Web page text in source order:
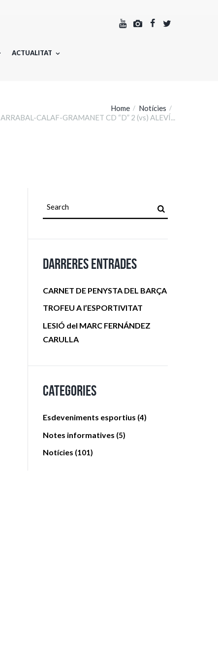
ACTUALITAT
Home
Notícies
ARRABAL-CALAF-GRAMANET CD “D” 2 (vs) ALEVÍ...
Darreres entrades
CARNET DE PENYSTA DEL BARÇA
TROFEU A l’ESPORTIVITAT
LESIÓ del MARC FERNÁNDEZ
CARULLA
Categories
Esdeveniments esportius (4)
Notes informatives (5)
Notícies (101)